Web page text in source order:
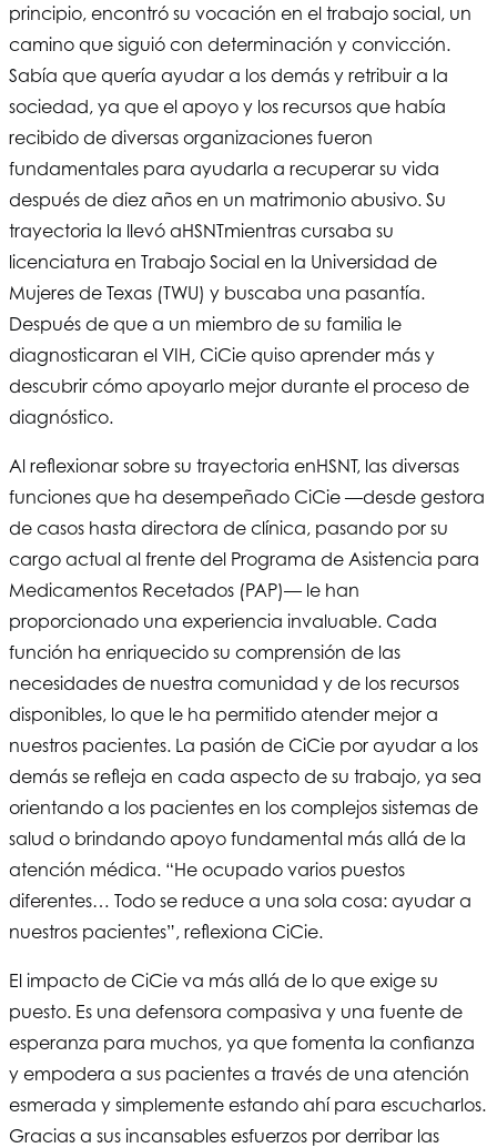
principio, encontró su vocación en el trabajo social, un
camino que siguió con determinación y convicción.
Sabía que quería ayudar a los demás y retribuir a la
sociedad, ya que el apoyo y los recursos que había
recibido de diversas organizaciones fueron
fundamentales para ayudarla a recuperar su vida
después de diez años en un matrimonio abusivo. Su
trayectoria la llevó aHSNTmientras cursaba su
licenciatura en Trabajo Social en la Universidad de
Mujeres de Texas (TWU) y buscaba una pasantía.
Después de que a un miembro de su familia le
diagnosticaran el VIH, CiCie quiso aprender más y
descubrir cómo apoyarlo mejor durante el proceso de
diagnóstico.
Al reflexionar sobre su trayectoria enHSNT, las diversas
funciones que ha desempeñado CiCie —desde gestora
de casos hasta directora de clínica, pasando por su
cargo actual al frente del Programa de Asistencia para
Medicamentos Recetados (PAP)— le han
proporcionado una experiencia invaluable. Cada
función ha enriquecido su comprensión de las
necesidades de nuestra comunidad y de los recursos
disponibles, lo que le ha permitido atender mejor a
nuestros pacientes. La pasión de CiCie por ayudar a los
demás se refleja en cada aspecto de su trabajo, ya sea
orientando a los pacientes en los complejos sistemas de
salud o brindando apoyo fundamental más allá de la
atención médica. “He ocupado varios puestos
diferentes… Todo se reduce a una sola cosa: ayudar a
nuestros pacientes”, reflexiona CiCie.
El impacto de CiCie va más allá de lo que exige su
puesto. Es una defensora compasiva y una fuente de
esperanza para muchos, ya que fomenta la confianza
y empodera a sus pacientes a través de una atención
esmerada y simplemente estando ahí para escucharlos.
Gracias a sus incansables esfuerzos por derribar las